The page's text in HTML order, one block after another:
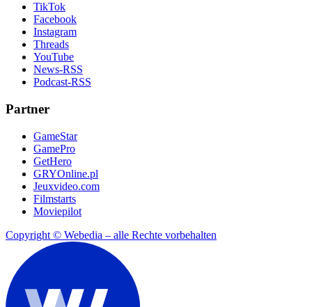
TikTok
Facebook
Instagram
Threads
YouTube
News-RSS
Podcast-RSS
Partner
GameStar
GamePro
GetHero
GRYOnline.pl
Jeuxvideo.com
Filmstarts
Moviepilot
Copyright © Webedia – alle Rechte vorbehalten